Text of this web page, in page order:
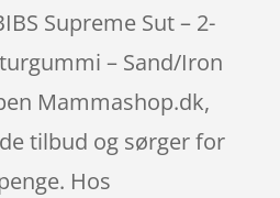
Supreme Sut – 2-
– Sand/Iron
Mammashop.dk,
tilbud og sørger for
Hos